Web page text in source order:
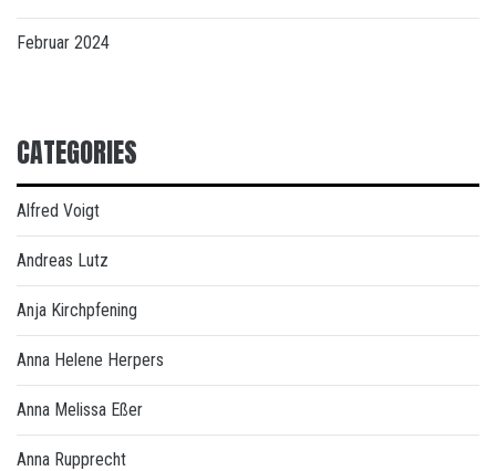
Februar 2024
CATEGORIES
Alfred Voigt
Andreas Lutz
Anja Kirchpfening
Anna Helene Herpers
Anna Melissa Eßer
Anna Rupprecht